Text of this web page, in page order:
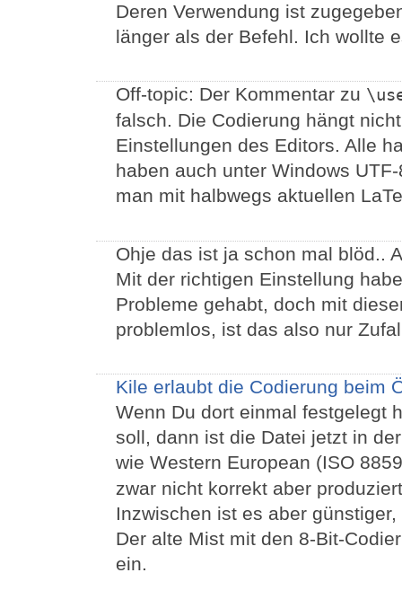
Deren Verwendung ist
länger als der Befehl. Ich wollte
Off-topic: Der Kommentar zu
falsch. Die Codierung hängt
Einstellungen des Editors. Alle
haben auch unter Windows
man mit halbwegs aktuellen
Ohje das ist ja schon mal blöd..
Mit der richtigen Einstellung
Probleme gehabt, doch mit
problemlos, ist das also nur
Kile erlaubt die Codierung beim
Wenn Du dort einmal festgelegt
soll, dann ist die Datei jetzt in
wie Western European (ISO
zwar nicht korrekt aber
Inzwischen ist es aber
Der alte Mist mit den 8-Bit-
ein.